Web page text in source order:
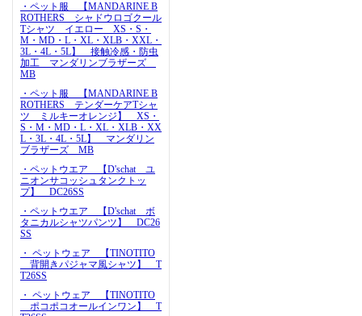
・ペット服 【MANDARINE B
ROTHERS シャドウロゴクール
Tシャツ イエロー XS・S・
M・MD・L・XL・XLB・XXL・
3L・4L・5L】 接触冷感・防虫
加工 マンダリンブラザーズ
MB
・ペット服 【MANDARINE B
ROTHERS テンダーケアTシャ
ツ ミルキーオレンジ】 XS・
S・M・MD・L・XL・XLB・XX
L・3L・4L・5L】 マンダリン
ブラザーズ MB
・ペットウエア 【D'schat ユ
ニオンサコッシュタンクトッ
プ】 DC26SS
・ペットウエア 【D'schat ボ
タニカルシャツパンツ】 DC26
SS
・ ペットウェア 【TINOTITO
背開きパジャマ風シャツ】 T
T26SS
・ ペットウェア 【TINOTITO
ポコポコオールインワン】 T